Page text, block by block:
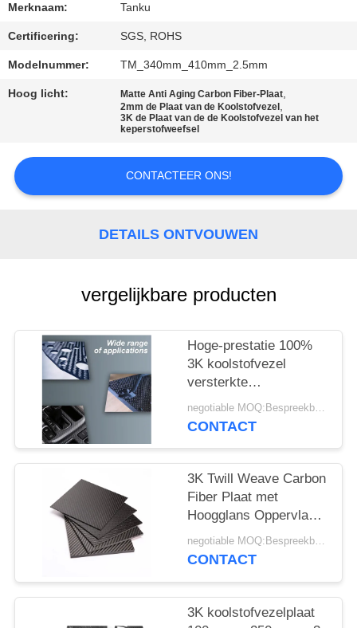
CITAAT
SITEMAP
POLICY
Merknaam: Tanku
Certificering: SGS, ROHS
Modelnummer: TM_340mm_410mm_2.5mm
Hoog licht: Matte Anti Aging Carbon Fiber-Plaat,
2mm de Plaat van de Koolstofvezel ,
3K de Plaat van de de Koolstofvezel van het
keperstofweefsel
CONTACTEER ONS!
DETAILS ONTVOUWEN
vergelijkbare producten
Hoge-prestatie 100%
3K koolstofvezel
versterkte
polymeerplaat -
Lichtgewicht CFRP-
negotiable MOQ:Bespreekbaar
CONTACT
3K Twill Weave Carbon
Fiber Plaat met
Hoogglans Oppervlak
en 3200Mpa
Treksterkte voor
negotiable MOQ:Bespreekbaar
CONTACT
3K koolstofvezelplaat